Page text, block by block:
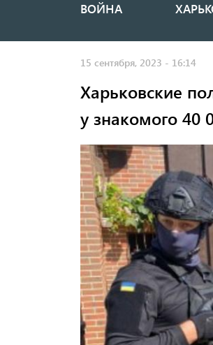
Основная
ВОЙНА
15 сентября, 2023 - 16:14
Харьковские
у знакомого 40